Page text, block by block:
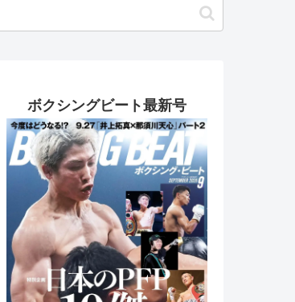
ボクシングビート最新号